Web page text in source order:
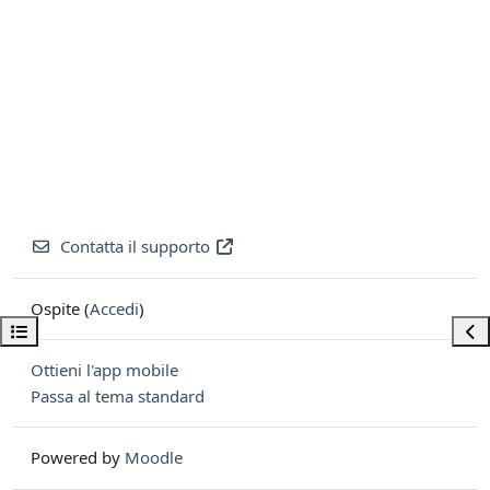
Apri indice del corso
Contatta il supporto
Ospite (Accedi)
Ottieni l'app mobile
Passa al tema standard
Powered by Moodle